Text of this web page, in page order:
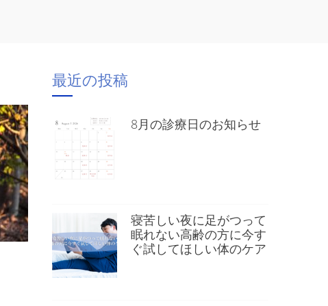
最近の投稿
8月の診療日のお知らせ
寝苦しい夜に足がつって
眠れない高齢の方に今す
ぐ試してほしい体のケア